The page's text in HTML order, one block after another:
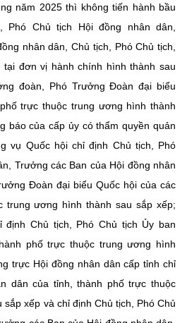
năm 2025 thì không tiến hành bầu
Phó Chủ tịch Hội đồng nhân dân,
nhân dân, Chủ tịch, Phó Chủ tịch,
tại đơn vị hành chính hình thành sau
đoàn, Phó Trưởng Đoàn đại biểu
trực thuộc trung ương hình thành
báo của cấp ủy có thẩm quyền quản
vụ Quốc hội chỉ định Chủ tịch, Phó
Trưởng các Ban của Hội đồng nhân
Đoàn đại biểu Quốc hội của các
trung ương hình thành sau sắp xếp;
Chủ tịch, Phó Chủ tịch Ủy ban
phố trực thuộc trung ương hình
trực Hội đồng nhân dân cấp tỉnh chỉ
dân của tỉnh, thành phố trực thuộc
xếp và chỉ định Chủ tịch, Phó Chủ